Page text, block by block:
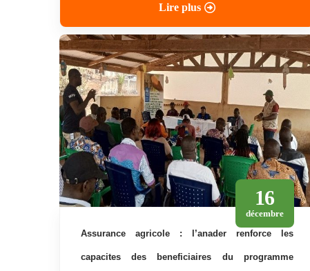
Lire plus
16
décembre
assurance agricole : l’anader renforce les
capacites des beneficiaires du programme